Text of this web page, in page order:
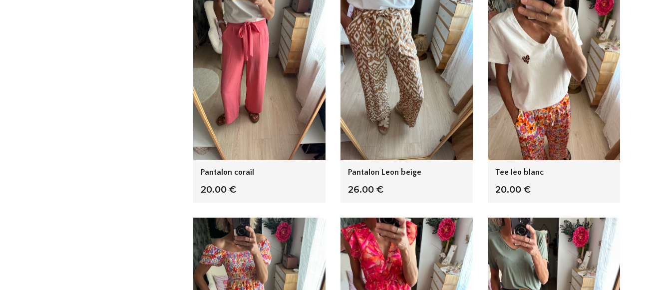
Pantalon corail
20.00 €
Pantalon Leon beige
26.00 €
Tee leo blanc
20.00 €